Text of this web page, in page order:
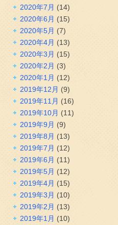
2020年7月 (14)
2020年6月 (15)
2020年5月 (7)
2020年4月 (13)
2020年3月 (15)
2020年2月 (3)
2020年1月 (12)
2019年12月 (9)
2019年11月 (16)
2019年10月 (11)
2019年9月 (9)
2019年8月 (13)
2019年7月 (12)
2019年6月 (11)
2019年5月 (12)
2019年4月 (15)
2019年3月 (10)
2019年2月 (13)
2019年1月 (10)